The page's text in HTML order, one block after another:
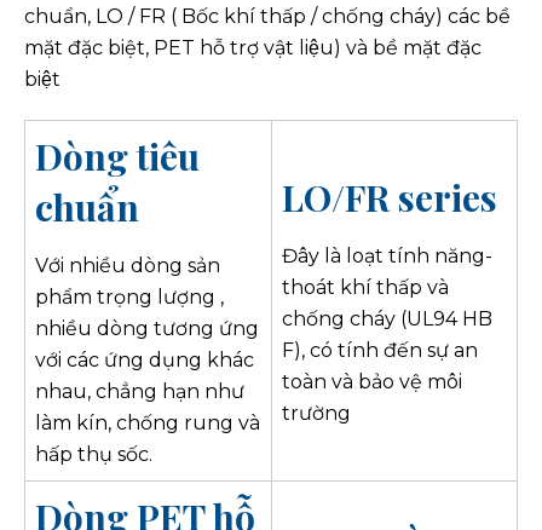
chuẩn, LO / FR ( Bốc khí thấp / chống cháy) các bề
mặt đặc biệt, PET hỗ trợ vật liệu) và bề mặt đặc
biệt
Dòng tiêu
chuẩn
Với nhiều dòng sản
phẩm trọng lượng ,
nhiều dòng tương ứng
với các ứng dụng khác
nhau, chẳng hạn như
làm kín, chống rung và
hấp thụ sốc.
LO/FR series
Đây là loạt tính năng-
thoát khí thấp và
chống cháy (UL94 HB
F), có tính đến sự an
toàn và bảo vệ môi
trường
Dòng PET hỗ